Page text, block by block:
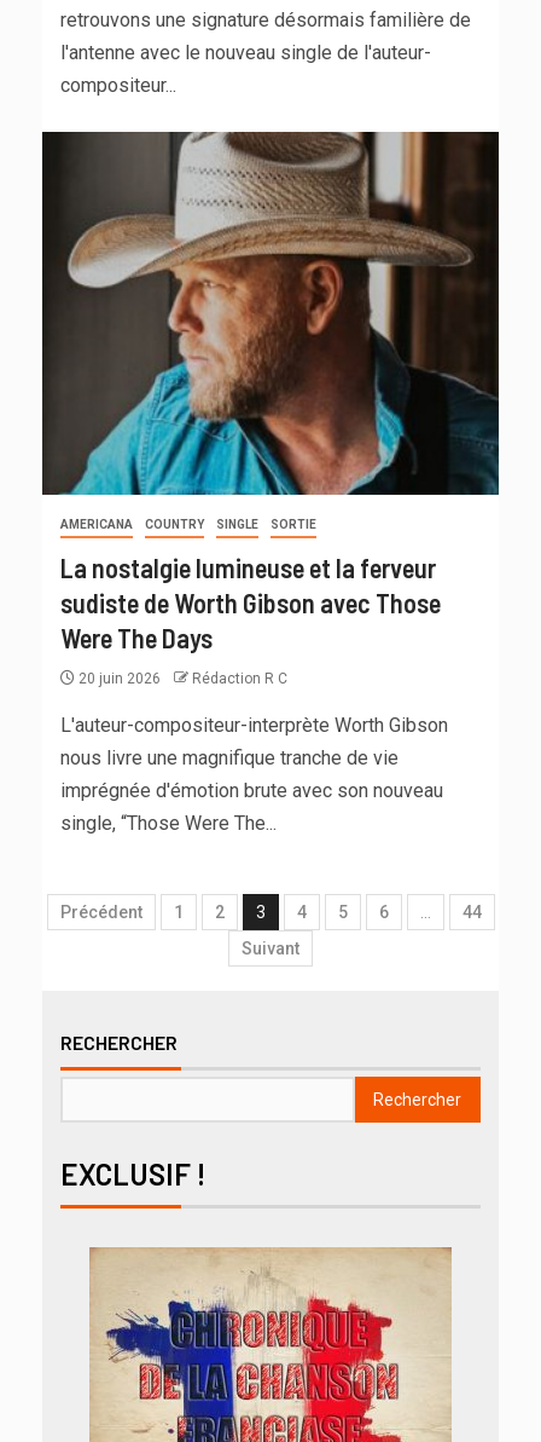
retrouvons une signature désormais familière de
l'antenne avec le nouveau single de l'auteur-
compositeur...
AMERICANA COUNTRY SINGLE SORTIE
La nostalgie lumineuse et la ferveur
sudiste de Worth Gibson avec Those
Were The Days
20 juin 2026 Rédaction R C
L'auteur-compositeur-interprète Worth Gibson
nous livre une magnifique tranche de vie
imprégnée d'émotion brute avec son nouveau
single, “Those Were The...
Précédent 1 2 3 4 5 6
44
Suivant
RECHERCHER
Rechercher
EXCLUSIF !